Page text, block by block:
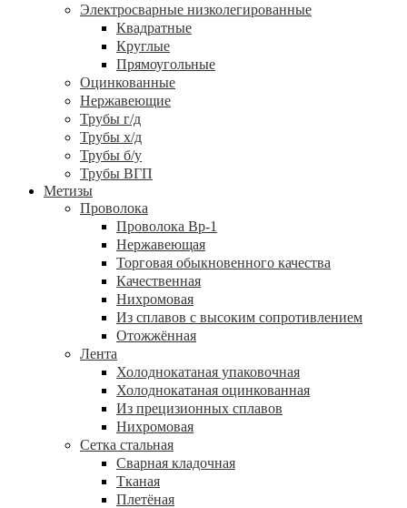
Электросварные низколегированные
Квадратные
Круглые
Прямоугольные
Оцинкованные
Нержавеющие
Трубы г/д
Трубы х/д
Трубы б/у
Трубы ВГП
Метизы
Проволока
Проволока Вр-1
Нержавеющая
Торговая обыкновенного качества
Качественная
Нихромовая
Из сплавов с высоким сопротивлением
Отожжённая
Лента
Холоднокатаная упаковочная
Холоднокатаная оцинкованная
Из прецизионных сплавов
Нихромовая
Сетка стальная
Сварная кладочная
Тканая
Плетёная